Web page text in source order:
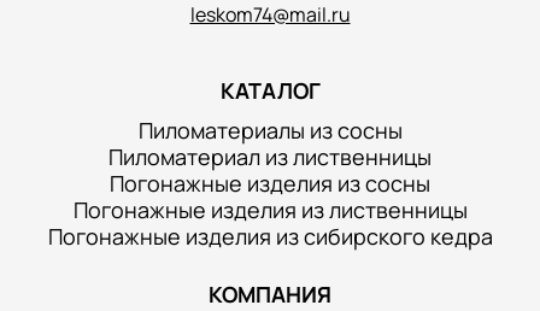
leskom74@mail.ru
КАТАЛОГ
Пиломатериалы из сосны
Пиломатериал из лиственницы
Погонажные изделия из сосны
Погонажные изделия из лиственницы
Погонажные изделия из сибирского кедра
КОМПАНИЯ